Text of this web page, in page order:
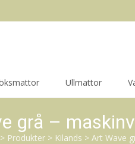
Ullmattor
grå –
> Produkter > Kilands > Art Wave